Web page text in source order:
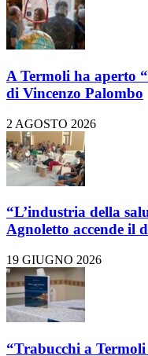
A Termoli ha aperto
di Vincenzo Palombo
2 AGOSTO 2026
“L’industria della
Agnoletto accende il
19 GIUGNO 2026
“Trabucchi a